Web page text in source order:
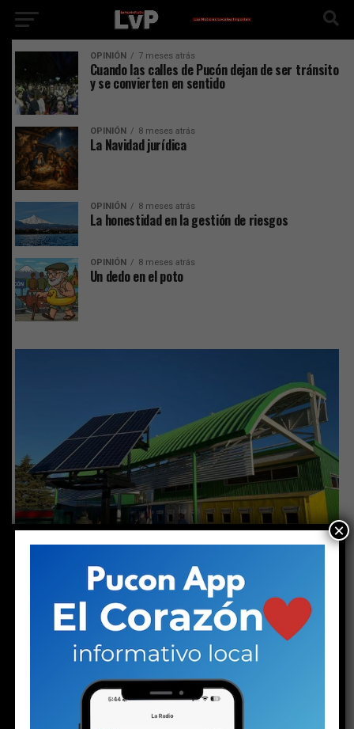
OPINIÓN 7 meses atrás
Cuando las calles de Pucón dejan de ser tránsito
y se convierten en sentido
OPINIÓN 8 meses atrás
La Navidad jurídica
OPINIÓN 8 meses atrás
La honestidad en la gestión de riesgos
OPINIÓN 8 meses atrás
Un dedo en el poto
8 meses atrás
Tratamiento de la basura en Pucón
OPINIÓN 8 meses atrás
Seguridad pública en Pucón: el “chancho tirado”
×